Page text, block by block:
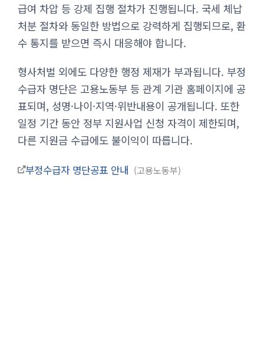
급여 차압 등 강제 집행 절차가 진행됩니다. 국세 체납
처분 절차와 동일한 방법으로 강력하게 집행되므로, 환
수 통지를 받으면 즉시 대응해야 합니다.
형사처벌 외에도 다양한 행정 제재가 부과됩니다. 부정
수급자 명단은 고용노동부 등 관계 기관 홈페이지에 공
표되며, 성명·나이·지역·위반내용이 공개됩니다. 또한
일정 기간 동안 정부 지원사업 신청 자격이 제한되며,
다른 지원금 수급에도 불이익이 따릅니다.
부정수급자 명단공표 안내 고용노동부